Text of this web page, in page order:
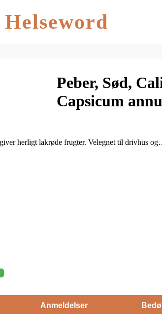
Helseword
Peber, Sød,
Capsicum
herligt lakrøde frugter. Velegnet til drivhus
Anmeldelser